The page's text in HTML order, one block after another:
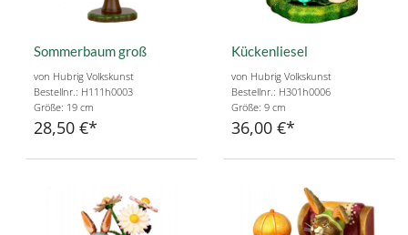
Sommerbaum groß
von Hubrig Volkskunst
Bestellnr.: H111h0003
Größe: 19 cm
28,50 €
Kückenliesel
von Hubrig Volkskunst
Bestellnr.: H301h0006
Größe: 9 cm
36,00 €